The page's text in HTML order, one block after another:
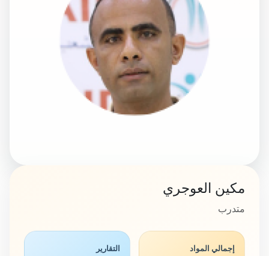
مكين العوجري
متدرب
إجمالي المواد التقارير